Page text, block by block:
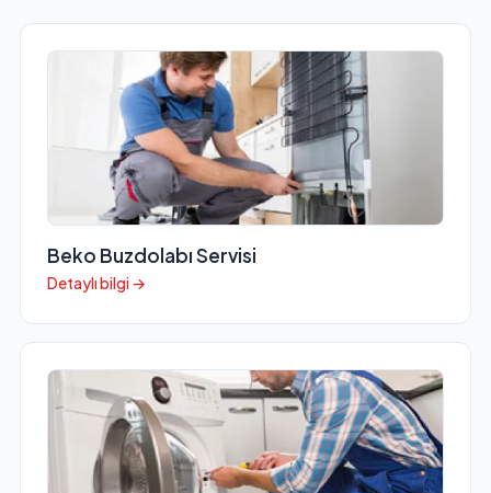
Beko Buzdolabı Servisi
Detaylı bilgi →